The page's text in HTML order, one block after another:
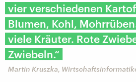
vier verschiedenen
Blumen, Kohl,
viele Kräuter. Rote
Zwiebeln.“
Martin Kruszka,